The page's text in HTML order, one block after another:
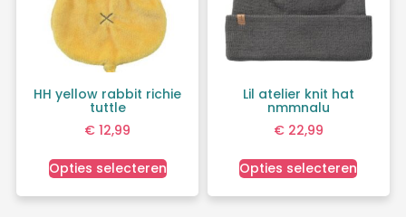
HH yellow rabbit richie
tuttle
€ 12,99
Opties selecteren
Lil atelier knit hat
nmmnalu
€22,99
Opties selecteren